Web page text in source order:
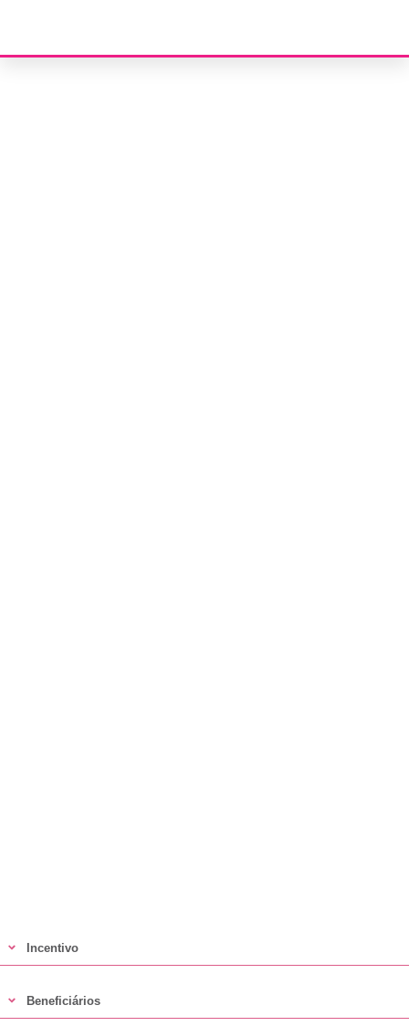
Incentivo
Beneficiários